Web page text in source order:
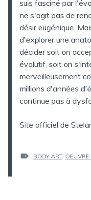
suis fasciné par
ne s'agit pas de
désir eugénique.
d'explorer une
décider soit on
évolutif, soit on
merveilleusement
millions d'années
continue pas à
Site officiel de
ÉTIQUETTES :
BODY ART, OEUVRE